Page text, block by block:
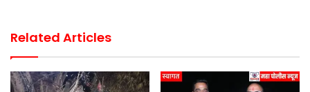
Related Articles